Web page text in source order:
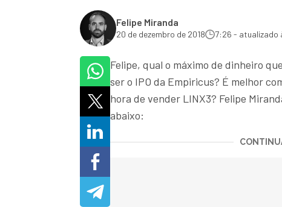
Felipe Miranda
20 de dezembro de 2018 7:26 - atualizado
Felipe, qual o máximo de dinheiro
ser o IPO da Empiricus? É melhor
hora de vender LINX3? Felipe
abaixo: